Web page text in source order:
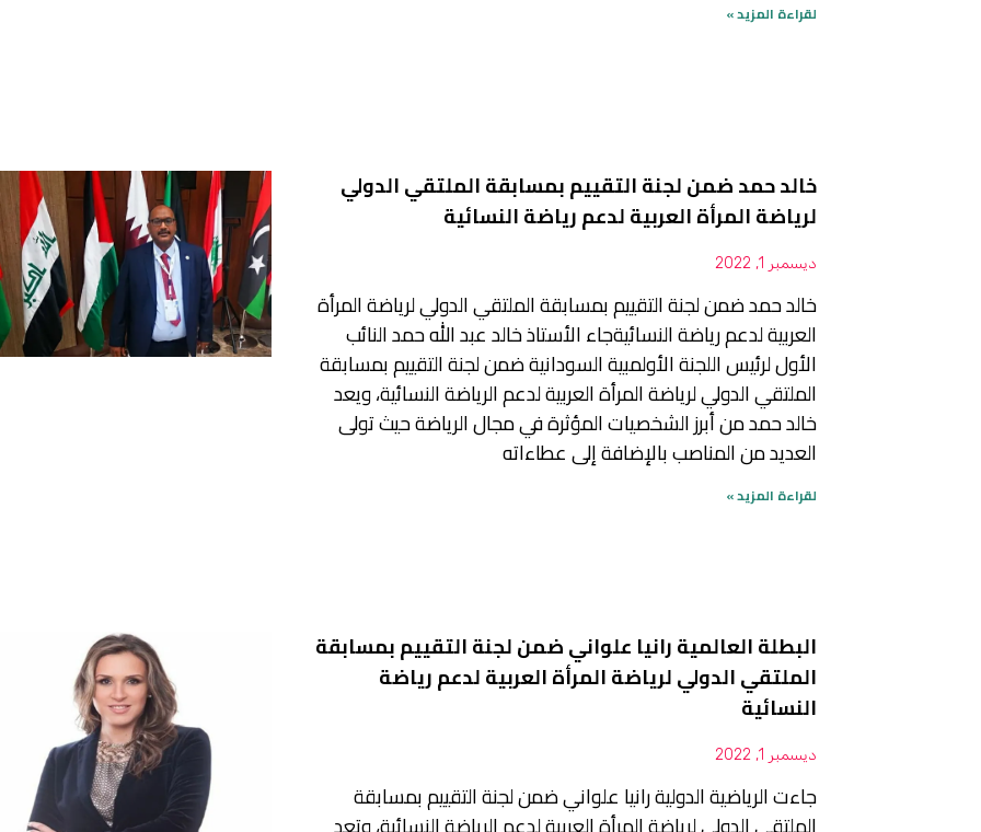
لقراءة المزيد »
خالد حمد ضمن لجنة التقييم بمسابقة الملتقي الدولي
لرياضة المرأة العربية لدعم رياضة النسائية
ديسمبر 1, 2022
خالد حمد ضمن لجنة التقييم بمسابقة الملتقي الدولي لرياضة المرأة
العربية لدعم رياضة النسائيةجاء الأستاذ خالد عبد الله حمد النائب
الأول لرئيس اللجنة الأولمبية السودانية ضمن لجنة التقييم بمسابقة
الملتقي الدولي لرياضة المرأة العربية لدعم الرياضة النسائية، ويعد
خالد حمد من أبرز الشخصيات المؤثرة في مجال الرياضة حيث تولى
العديد من المناصب بالإضافة إلى عطاءاته
لقراءة المزيد »
البطلة العالمية رانيا علواني ضمن لجنة التقييم بمسابقة
الملتقي الدولي لرياضة المرأة العربية لدعم رياضة
النسائية
ديسمبر 1, 2022
جاءت الرياضية الدولية رانيا علواني ضمن لجنة التقييم بمسابقة